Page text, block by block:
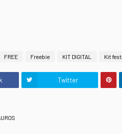
FREE Freebie KIT DIGITAL Kit
Twitter